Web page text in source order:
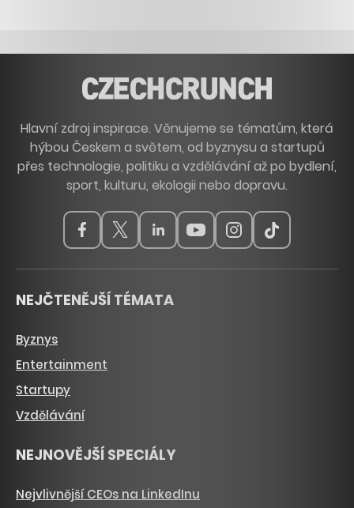
Hlavní zdroj inspirace. Věnujeme se tématům, která
hýbou Českem a světem, od byznysu a startupů
přes technologie, politiku a vzdělávání až po bydlení,
sport, kulturu, ekologii nebo dopravu.
NEJČTENĚJŠÍ TÉMATA
Byznys
Entertainment
Startupy
Vzdělávání
NEJNOVĚJŠÍ SPECIÁLY
Nejvlivnější CEOs na LinkedInu